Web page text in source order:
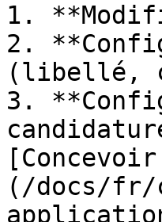
1.
2.
(libellé,
3.
(/docs/fr/